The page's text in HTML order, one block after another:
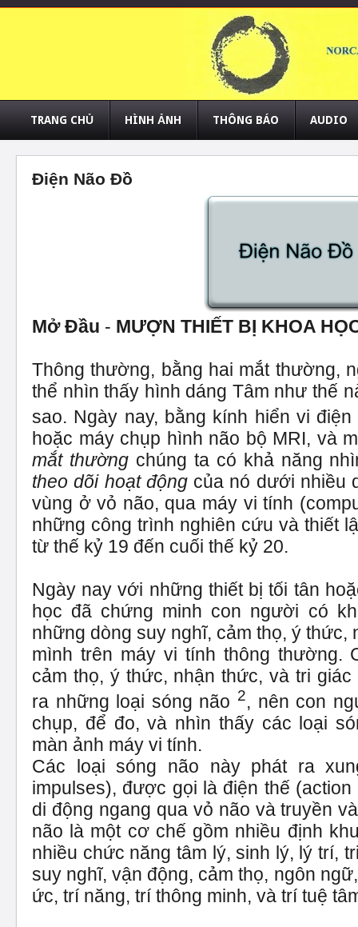
TRANG CHỦ HÌNH ẢNH THÔNG BÁO AUDIO
Điện Não Đồ
Mở Đầu - MƯỢN THIẾT BỊ KHOA
Thông thường, bằng hai mắt thường,
thể nhìn thấy hình dáng Tâm như thế
sao. Ngày nay, bằng kính hiển vi
hoặc máy chụp hình não bộ MRI, và
mắt thườngchúng ta có khả năng
theo dõi hoạt độngcủa nó dưới nhiều
vùng ở vỏ não, qua máy vi tính
những công trình nghiên cứu và thiết
từ thế kỷ 19 đến cuối thế kỷ 20.
Ngày nay với những thiết bị tối tân
học đã chứng minh con người có
những dòng suy nghĩ, cảm thọ, ý thức,
mình trên máy vi tính thông thường.
cảm thọ, ý thức, nhận thức, và tri
ra những loại sóng não 2, nên con
chụp, để đo, và nhìn thấy các loại
màn ảnh máy vi tính.
Các loại sóng não này phát ra
impulses), được gọi là điện thế
di động ngang qua vỏ não và truyền
não là một cơ chế gồm nhiều định
nhiều chức năng tâm lý, sinh lý, lý trí,
suy nghĩ, vận động, cảm thọ, ngôn
ức, trí năng, trí thông minh, và trí tuệ